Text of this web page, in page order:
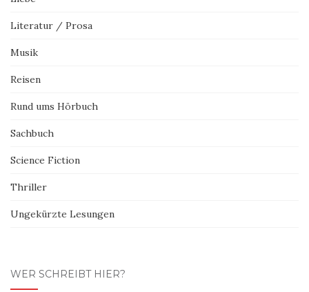
Literatur / Prosa
Musik
Reisen
Rund ums Hörbuch
Sachbuch
Science Fiction
Thriller
Ungekürzte Lesungen
WER SCHREIBT HIER?